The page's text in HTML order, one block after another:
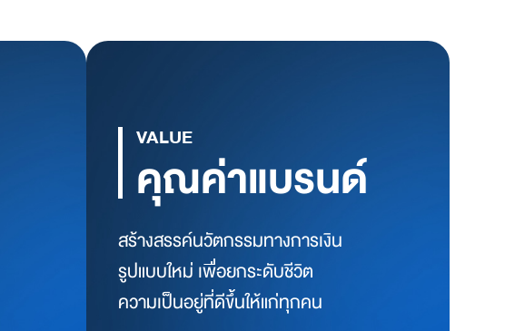
VALUE
คุณค่าแบรนด์
สร้างสรรค์นวัตกรรมทางการเงิน
รูปแบบใหม่ เพื่อยกระดับชีวิต
ความเป็นอยู่ที่ดีขึ้นให้แก่ทุกคน